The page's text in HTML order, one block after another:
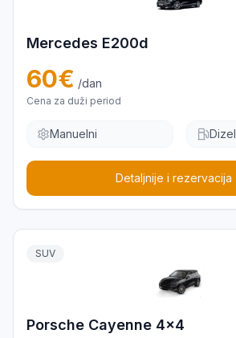
Mercedes E200d
60€ /dan
Cena za duži period
Manuelni Dizel
Detaljnije i rezervacija
SUV
Porsche Cayenne 4x4